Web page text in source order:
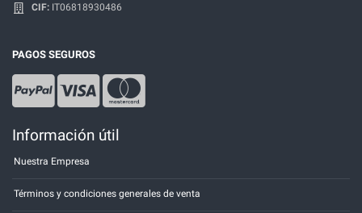
CIF: IT06818930486
PAGOS SEGUROS
Información útil
Nuestra Empresa
Términos y condiciones generales de venta